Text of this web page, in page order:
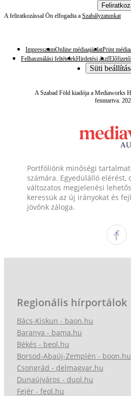
A feliratkozással Ön elfogadta a Szabályzatunkat
ImpresszumOnline médiaajánlatPrint
Felhasználási feltételekHirdetési ászf
Süti
A Szabad Föld kiadója a Mediaworks
fenntartva.
Portfóliónk minőségi
számára. Egyedülálló elérést,
változatos megjelenési
keressük az új irányokat és
jövőnk záloga.
Regionális hírportálok
Bács-Kiskun - baon.hu
Baranya - bama.hu
Békés - beol.hu
Borsod-Abaúj-Zemplén - boon.hu
Csongrád - delmagyar.hu
Dunaújváros - duol.hu
Fejér - feol.hu